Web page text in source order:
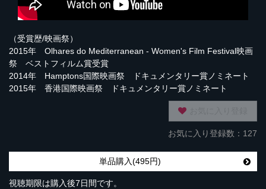
（受賞歴/映画祭）
2015年 Olhares do Mediterranean - Women's Film Festival映画
祭 ベストフィルム賞受賞
2014年 Hamptons国際映画祭 ドキュメンタリー賞ノミネート
2015年 香港国際映画祭 ドキュメンタリー賞ノミネート
お気に入り登録数：127
単品購入(495円)
視聴期限は購入後7日間です。